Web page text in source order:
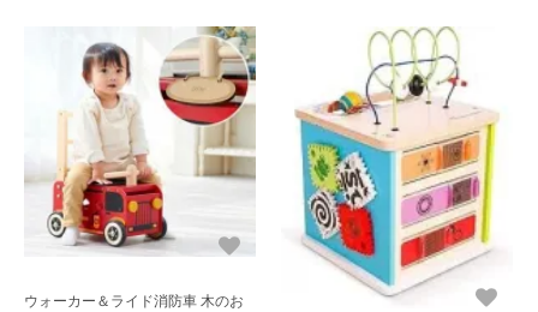
ウォーカー＆ライド消防車 木のお